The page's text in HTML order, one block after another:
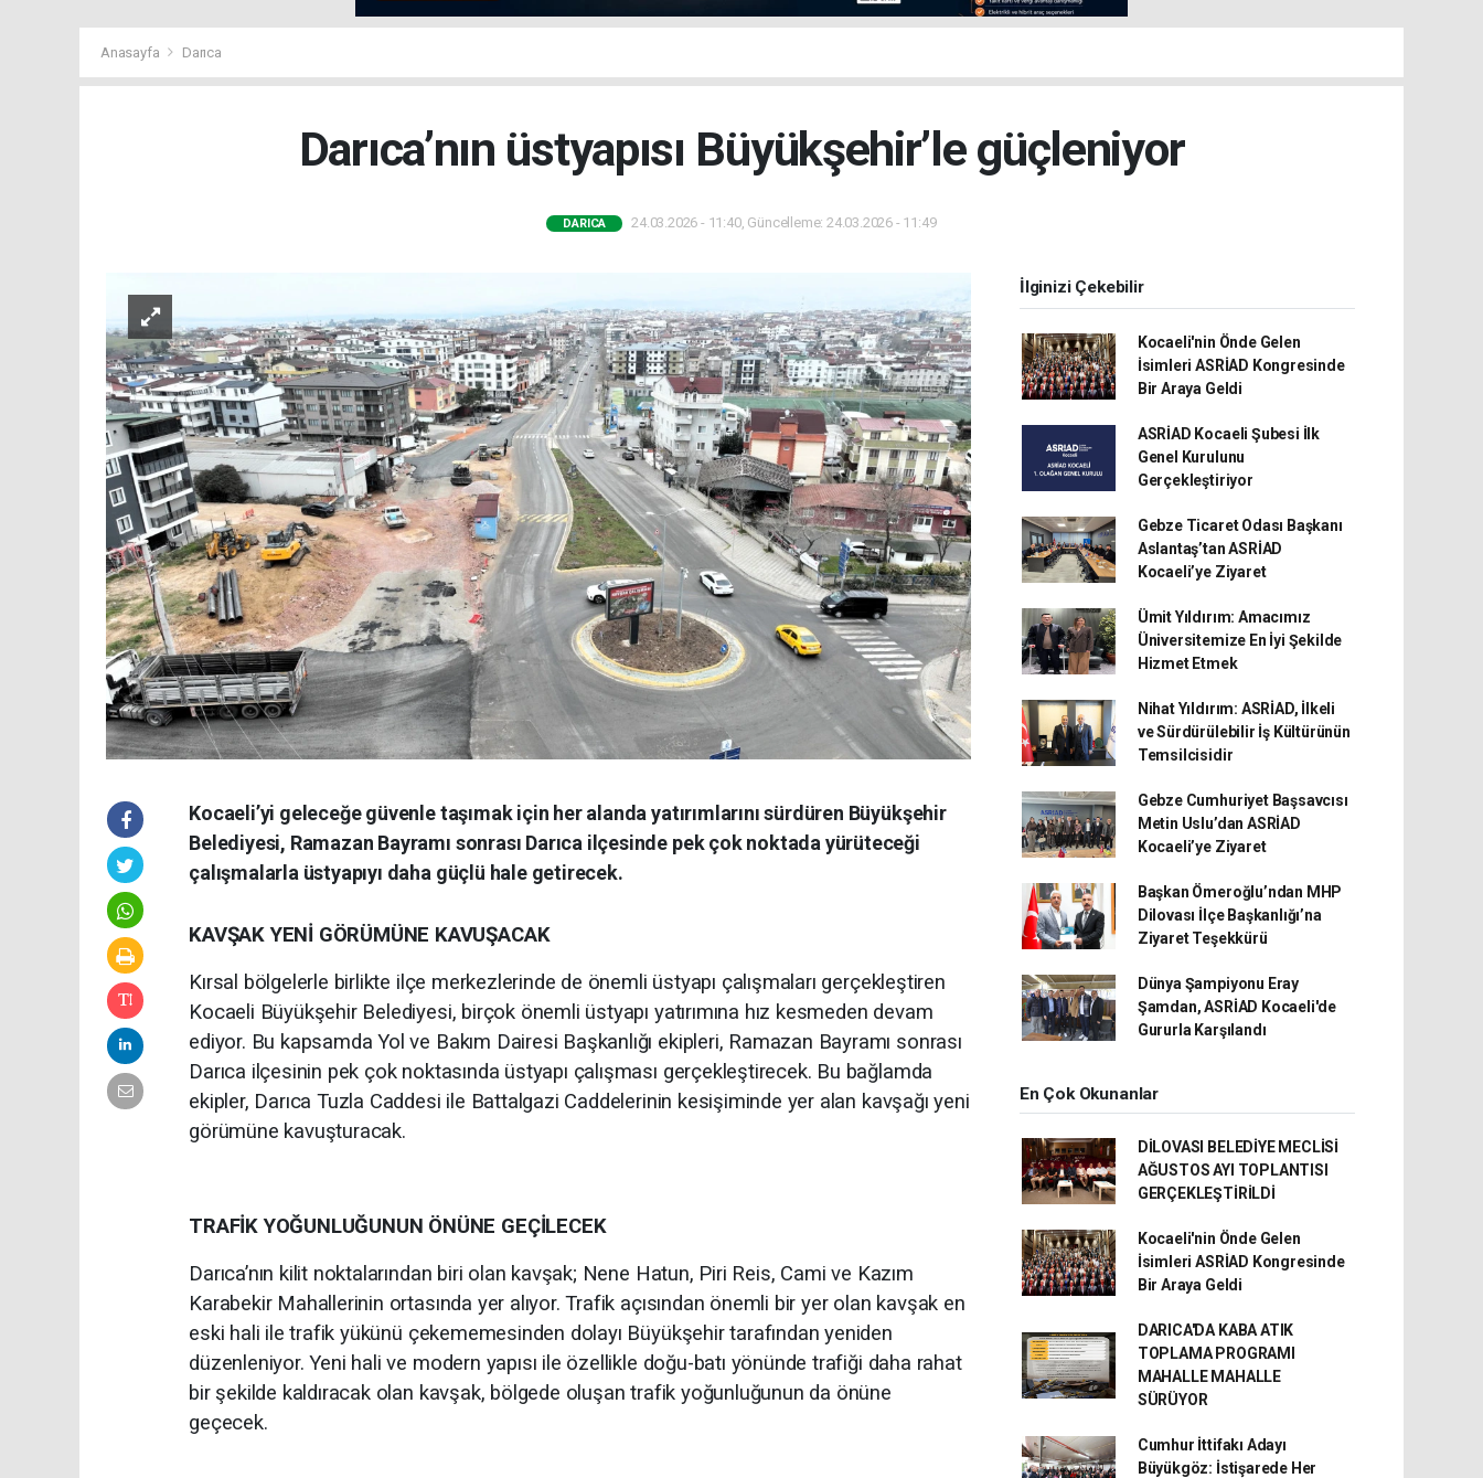
Anasayfa Darıca
Darıca’nın üstyapısı Büyükşehir’le güçleniyor
DARICA 24.03.2026 - 11:40, Güncelleme: 24.03.2026 - 11:49
Kocaeli’yi geleceğe güvenle taşımak için her alanda yatırımlarını sürdüren Büyükşehir
Belediyesi, Ramazan Bayramı sonrası Darıca ilçesinde pek çok noktada yürüteceği
çalışmalarla üstyapıyı daha güçlü hale getirecek.
KAVŞAK YENİ GÖRÜMÜNE KAVUŞACAK
Kırsal bölgelerle birlikte ilçe merkezlerinde de önemli üstyapı çalışmaları gerçekleştiren
Kocaeli Büyükşehir Belediyesi, birçok önemli üstyapı yatırımına hız kesmeden devam
ediyor. Bu kapsamda Yol ve Bakım Dairesi Başkanlığı ekipleri, Ramazan Bayramı sonrası
Darıca ilçesinin pek çok noktasında üstyapı çalışması gerçekleştirecek. Bu bağlamda
ekipler, Darıca Tuzla Caddesi ile Battalgazi Caddelerinin kesişiminde yer alan kavşağı yeni
görümüne kavuşturacak.
TRAFİK YOĞUNLUĞUNUN ÖNÜNE GEÇİLECEK
Darıca’nın kilit noktalarından biri olan kavşak; Nene Hatun, Piri Reis, Cami ve Kazım
Karabekir Mahallerinin ortasında yer alıyor. Trafik açısından önemli bir yer olan kavşak en
eski hali ile trafik yükünü çekememesinden dolayı Büyükşehir tarafından yeniden
düzenleniyor. Yeni hali ve modern yapısı ile özellikle doğu-batı yönünde trafiği daha rahat
bir şekilde kaldıracak olan kavşak, bölgede oluşan trafik yoğunluğunun da önüne
geçecek.
İlginizi Çekebilir
Kocaeli'nin Önde Gelen
İsimleri ASRİAD Kongresinde
Bir Araya Geldi
ASRİAD Kocaeli Şubesi İlk
Genel Kurulunu
Gerçekleştiriyor
Gebze Ticaret Odası Başkanı
Aslantaş’tan ASRİAD
Kocaeli’ye Ziyaret
Ümit Yıldırım: Amacımız
Üniversitemize En İyi Şekilde
Hizmet Etmek
Nihat Yıldırım: ASRİAD, İlkeli
ve Sürdürülebilir İş Kültürünün
Temsilcisidir
Gebze Cumhuriyet Başsavcısı
Metin Uslu’dan ASRİAD
Kocaeli’ye Ziyaret
Başkan Ömeroğlu’ndan MHP
Dilovası İlçe Başkanlığı’na
Ziyaret Teşekkürü
Dünya Şampiyonu Eray
Şamdan, ASRİAD Kocaeli'de
Gururla Karşılandı
En Çok Okunanlar
DİLOVASI BELEDİYE MECLİSİ
AĞUSTOS AYI TOPLANTISI
GERÇEKLEŞTİRİLDİ
Kocaeli'nin Önde Gelen
İsimleri ASRİAD Kongresinde
Bir Araya Geldi
DARICA'DA KABA ATIK
TOPLAMA PROGRAMI
MAHALLE MAHALLE
SÜRÜYOR
Cumhur İttifakı Adayı
Büyükgöz: İstişarede Her